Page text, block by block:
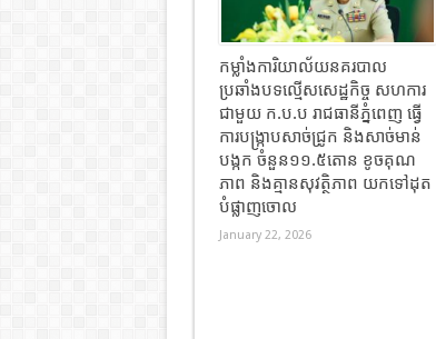
កម្លាំងការិយាល័យនគរបាល
ប្រឆាំងបទល្មើសសេដ្ឋកិច្ច សហការ
ជាមួយ ក.ប.ប រាជធានីភ្នំពេញ ធ្វើ
ការបង្ក្រាបសាច់ជ្រូក និងសាច់មាន់
បង្កក ចំនួន១១.៥តោន ខូចគុណ
ភាព និងគ្មានសុវត្ថិភាព យកទៅដុត
បំផ្លាញចោល
January 22, 2026